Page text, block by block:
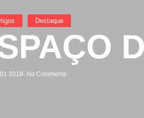
Destaque
-No Comments